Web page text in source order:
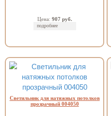
Цена: 907 руб.
подробнее
Светильник для натяжных потолков
прозрачный 004050